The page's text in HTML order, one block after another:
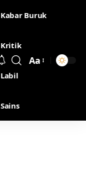
Kabar Buruk
Kritik
Labil
Sains
Aa